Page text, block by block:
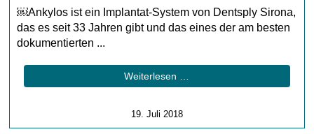
￼Ankylos ist ein Implantat-System von Dentsply Sirona,
das es seit 33 Jahren gibt und das eines der am besten
dokumentierten ...
Weiterlesen …
19. Juli 2018